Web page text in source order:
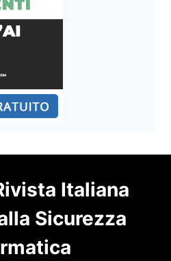
Italiana
Sicurezza